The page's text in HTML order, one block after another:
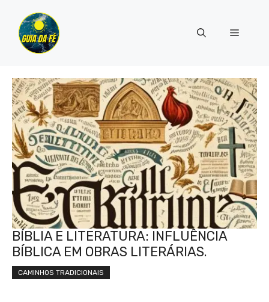
para
conteúdo
Menu
BÍBLIA E LITERATURA: INFLUÊNCIA
BÍBLICA EM OBRAS LITERÁRIAS.
CAMINHOS TRADICIONAIS